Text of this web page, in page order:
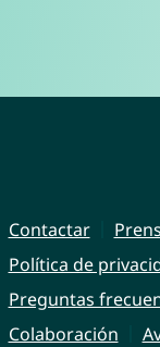
Contactar
Política de
Preguntas
Colaboración